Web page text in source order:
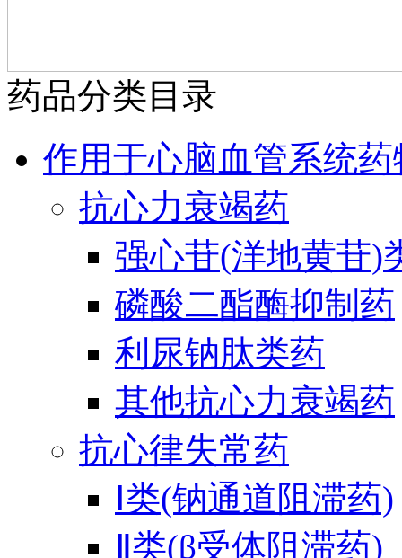
药品分类目录
作用于心脑血管系统药
抗心力衰竭药
强心苷(洋地黄苷)
磷酸二酯酶抑制药
利尿钠肽类药
其他抗心力衰竭药
抗心律失常药
Ⅰ类(钠通道阻滞药)
Ⅱ类(β受体阻滞药)